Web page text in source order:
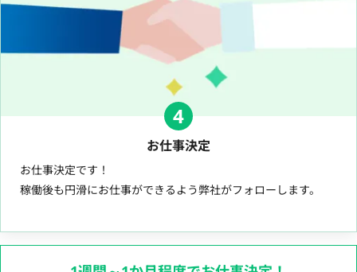
4
お仕事決定
お仕事決定です！
稼働後も円滑にお仕事ができるよう弊社がフォローします。